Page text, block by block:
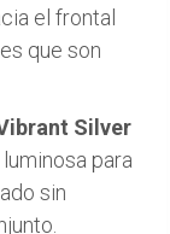
el frontal
que son
Silver
para
sin